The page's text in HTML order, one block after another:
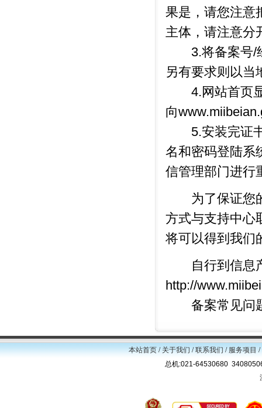
果是，请您注意
主体，请注意分
3.将备案号/经
另有要求则以当
4.网站首页显
向
5.安装完证书
名和密码登陆系
信管理部门进行
为了保证您的
方式与支持中心
将可以得到我们
自行到信息产
http://
备案常见问题
本站首页/关于我们/联系我们/服务项目/
总机:021-64530680